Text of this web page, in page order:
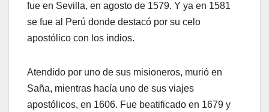
fue en Sevilla, en agosto de 1579. Y ya en 1581
se fue al Perú donde destacó por su celo
apostólico con los indios.
Atendido por uno de sus misioneros, murió en
Saña, mientras hacía uno de sus viajes
apostólicos, en 1606. Fue beatificado en 1679 y